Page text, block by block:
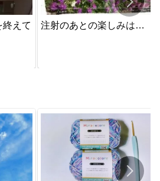
えて 注射のあとの楽しみは…